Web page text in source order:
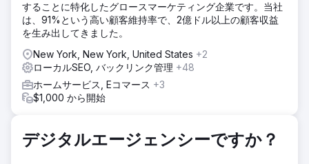
ソリューション
Leafologyは、広告ポリシーを遵守しながら、オーディエン
スとの繋がりを強化できるマルチチャネル・マーケティング
戦略を策定しました。チームは、オンライン訪問者を有料顧
客へと転換するためのカスタムランディングページを開発し
ました。これらのページには、商品の詳細、店舗情報、そし
てスムーズな顧客体験のための簡単なナビゲーションが掲載
されています。これらの取り組みをサポートするため、プラ
結果
することに特化したグロースマーケティング企業です。当社
は、91%という高い顧客維持率で、2億ドル以上の顧客収益
を生み出してきました。
New York, New York, United States +2
ローカルSEO, バックリンク管理 +48
ホームサービス, Eコマース +3
$1,000 から開始
デジタルエージェンシーですか？